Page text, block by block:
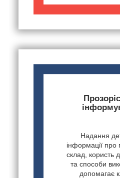
Надання
інформації про
склад, користь
та способи
допомагає